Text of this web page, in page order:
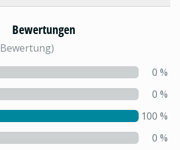
Bewertungen
Bewertung)
0 %
0 %
100 %
0 %